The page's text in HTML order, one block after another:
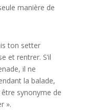
manière de
ton setter
et rentrer. S’il
il ne
la balade,
synonyme de
».